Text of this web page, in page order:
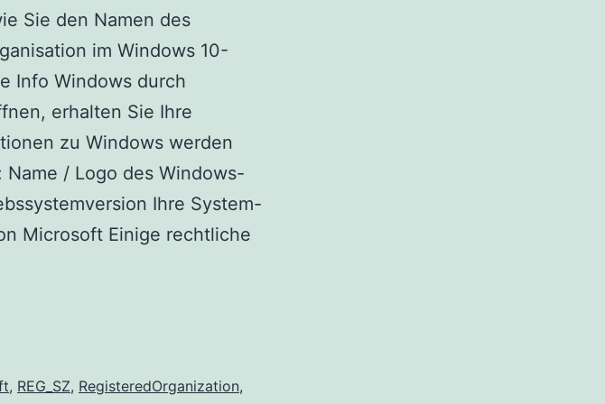
Sie den Namen des
im Windows 10-
Info Windows durch
erhalten Sie Ihre
zu Windows werden
/ Logo des Windows-
Ihre System-
Microsoft Einige rechtliche
, REG_SZ, RegisteredOrganization,